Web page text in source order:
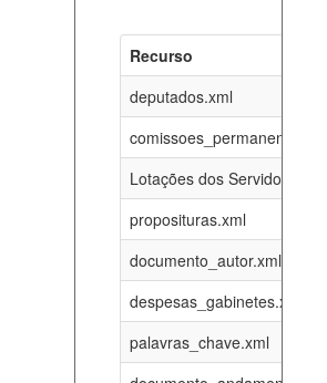
Recurso
deputados.xml
Lotações dos Servidores
proposituras.xml
documento_autor.xml
despesas_gabinetes.xml
palavras_chave.xml
07-08-
12-05-
07-08-